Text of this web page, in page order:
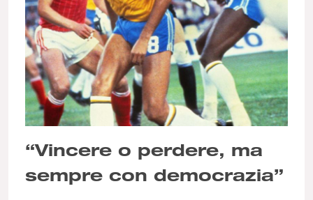
“Vincere o perdere, ma
sempre con democrazia”